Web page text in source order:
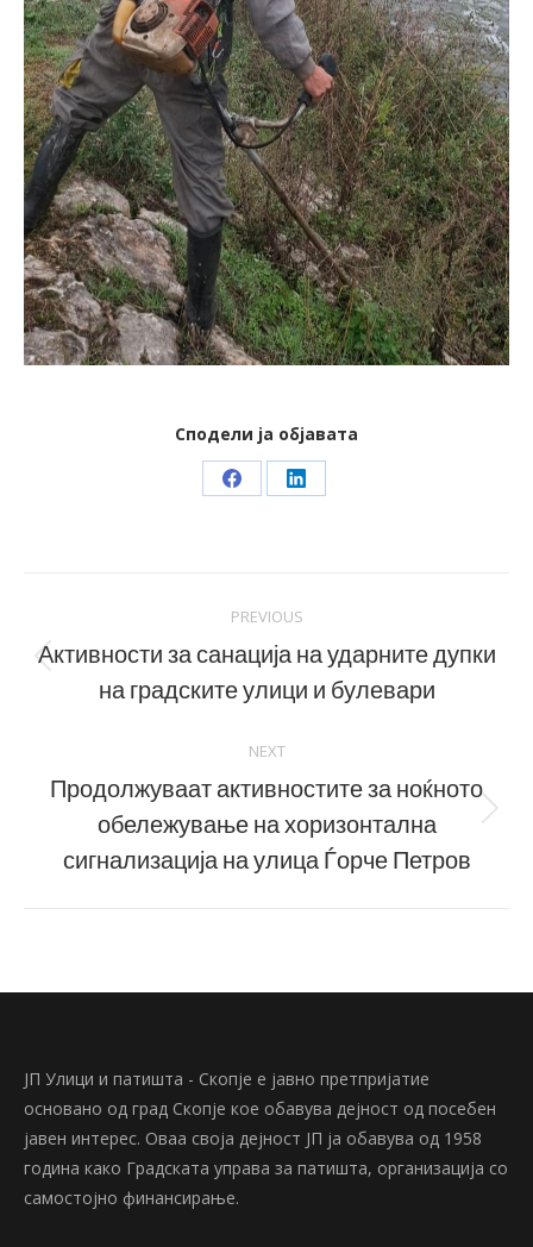
Сподели ја објавата
Share Share
navigation
PREVIOUS
Previous
post:
Активности за санација на ударните дупки
на градските улици и булевари
NEXT
Next
post:
Продолжуваат активностите за ноќното
обележување на хоризонтална
сигнализација на улица Ѓорче Петров
ЈП Улици и патишта - Скопје е јавно претпријатие
основано од град Скопје кое обавува дејност од посебен
јавен интерес. Оваа своја дејност ЈП ја обавува од 1958
година како Градската управа за патишта, организација со
самостојно финансирање.